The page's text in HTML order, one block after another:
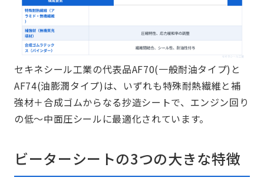
セキネシール工業の代表品AF70(一般耐油タイプ)と
AF74(油膨潤タイプ)は、いずれも特殊耐熱繊維と補
強材＋合成ゴムからなる抄造シートで、エンジン回り
の低～中面圧シールに最適化されています。
ビーターシートの3つの大きな特徴